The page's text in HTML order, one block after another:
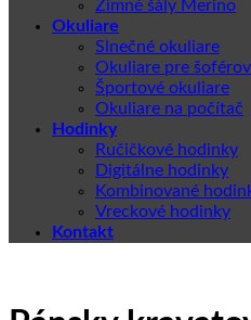
Zimné šály Merino
Okuliare
Slnečné okuliare
Okuliare pre šoférov
Športové okuliare
Okuliare na počítač
Hodinky
Ručičkové hodinky
Digitálne hodinky
Kombinované
Vreckové hodinky
Kontakt